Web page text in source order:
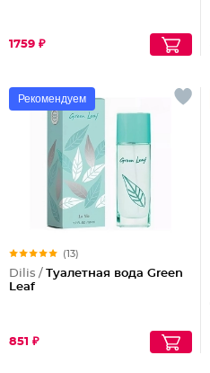
1759 ₽
Рекомендуем
(13)
Dilis / Туалетная вода Green
Leaf
851 ₽